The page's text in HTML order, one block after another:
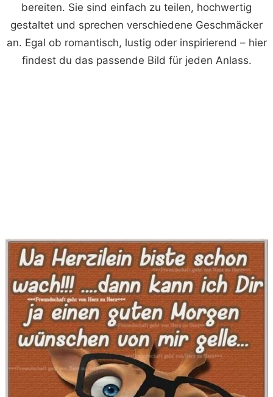
bereiten. Sie sind einfach zu teilen, hochwertig
gestaltet und sprechen verschiedene Geschmäcker
an. Egal ob romantisch, lustig oder inspirierend – hier
findest du das passende Bild für jeden Anlass.